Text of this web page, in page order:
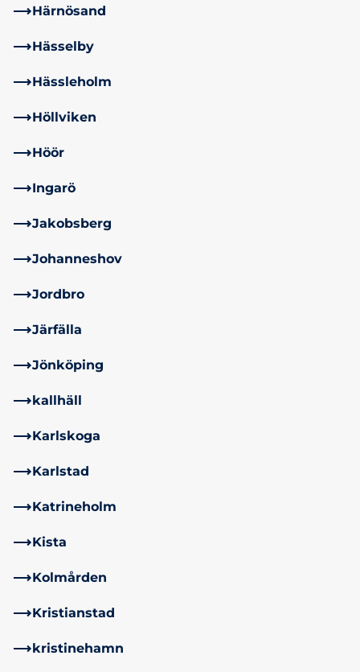
Härnösand
Hässelby
Hässleholm
Höllviken
Höör
Ingarö
Jakobsberg
Johanneshov
Jordbro
Järfälla
Jönköping
kallhäll
Karlskoga
Karlstad
Katrineholm
Kista
Kolmården
Kristianstad
kristinehamn